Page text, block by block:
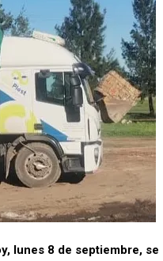
lunes 8 de septiembre, se